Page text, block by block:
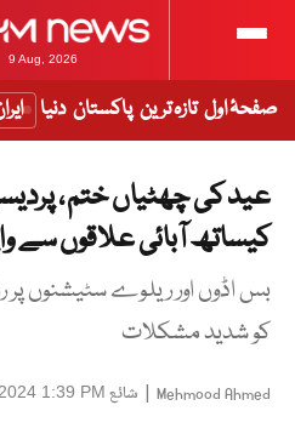
9 Aug, 2026
صفحۂ اول تازہ ترین پاکستان دنیا
عید کی چھٹیاں ختم ،
کیساتھ آبائی علاقوں سے
بس اڈوں اور ریلوے سٹیشنوں پر
کو شدید مشکلات
Mehmood Ahmed
| شائع 1:39 PM